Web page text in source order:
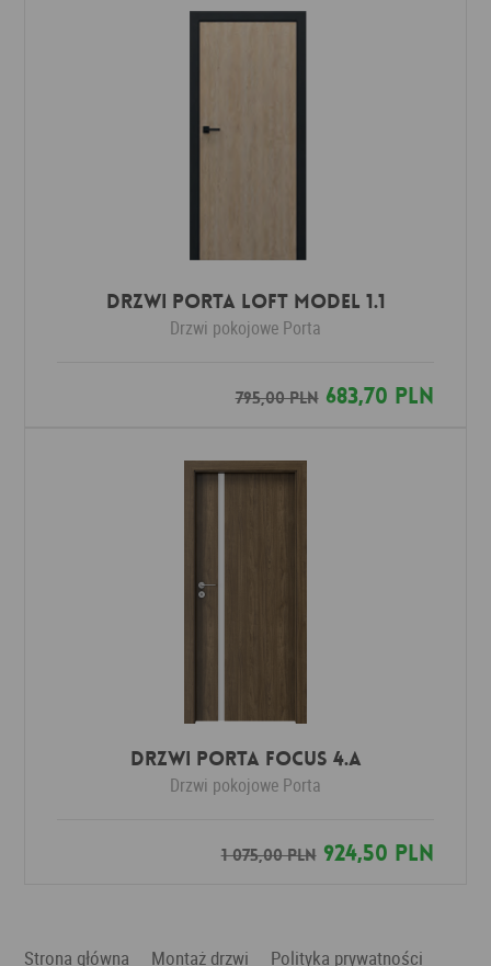
Drzwi Porta LOFT MODEL 1.1
Drzwi pokojowe Porta
795,00 PLN683,70 PLN
DRZWI PORTA FOCUS 4.A
Drzwi pokojowe Porta
1 075,00 PLN924,50 PLN
Strona główna Montaż drzwi Polityka prywatności